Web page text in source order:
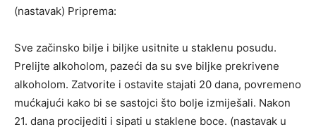
(nastavak) Priprema:
Sve začinsko bilje i biljke usitnite u staklenu posudu.
Prelijte alkoholom, pazeći da su sve biljke prekrivene
alkoholom. Zatvorite i ostavite stajati 20 dana, povremeno
mućkajući kako bi se sastojci što bolje izmiješali. Nakon
21. dana procijediti i sipati u staklene boce. (nastavak u